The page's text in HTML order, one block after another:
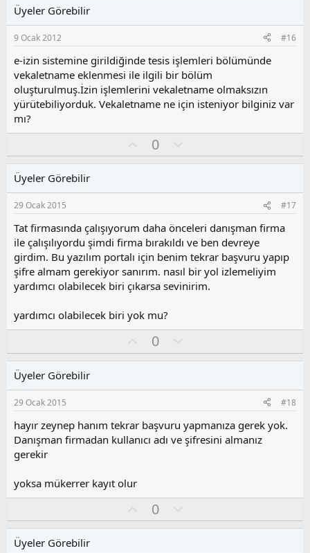
s
u
z
o
y
l
a
Üyeler Görebilir
9 Ocak 2012 #16
e-izin sistemine girildiğinde tesis işlemleri bölümünde
vekaletname eklenmesi ile ilgili bir bölüm
oluşturulmuş.İzin işlemlerini vekaletname olmaksızın
yürütebiliyorduk. Vekaletname ne için isteniyor bilginiz var
mı?
y
0
l
s
u
z
o
y
l
a
Üyeler Görebilir
29 Ocak 2015 #17
Tat firmasında çalışıyorum daha önceleri danışman firma
ile çalışılıyordu şimdi firma bırakıldı ve ben devreye
girdim. Bu yazılım portalı için benim tekrar başvuru yapıp
şifre almam gerekiyor sanırım. nasıl bir yol izlemeliyim
yardımcı olabilecek biri çıkarsa sevinirim.
yardımcı olabilecek biri yok mu?
y
0
l
s
u
z
o
y
Üyeler Görebilir
29 Ocak 2015 #18
hayır zeynep hanım tekrar başvuru yapmanıza gerek yok.
Danışman firmadan kullanıcı adı ve şifresini almanız
gerekir
yoksa mükerrer kayıt olur
y
0
l
Üyeler Görebilir